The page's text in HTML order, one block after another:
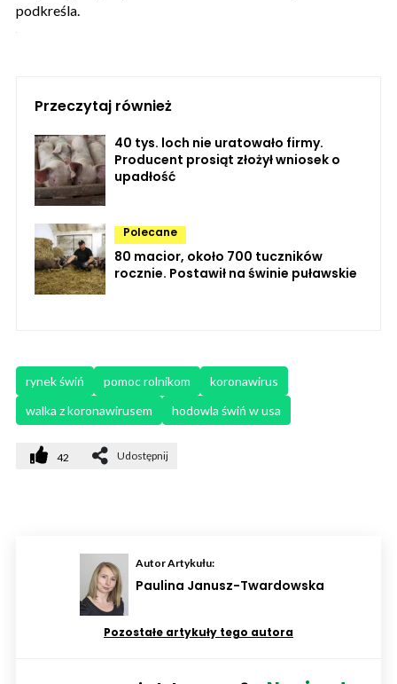
podkreśla.
Przeczytaj również
40 tys. loch nie uratowało firmy.
Producent prosiąt złożył wniosek o
upadłość
Polecane
80 macior, około 700 tuczników
rocznie. Postawił na świnie puławskie
rynek świń pomoc rolnikom
koronawirus
walka z koronawirusem
hodowla świń w usa
42 Udostępnij
Autor Artykułu:
Paulina Janusz-Twardowska
Pozostałe artykuły tego autora